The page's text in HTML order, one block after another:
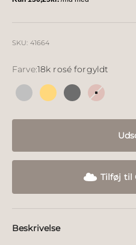
SKU: 41664
Farve:18k rosé forgyldt
Sølv 18k forgyldt sølv
Sølv sort18k rosé
Tilføj til
Beskrivelse